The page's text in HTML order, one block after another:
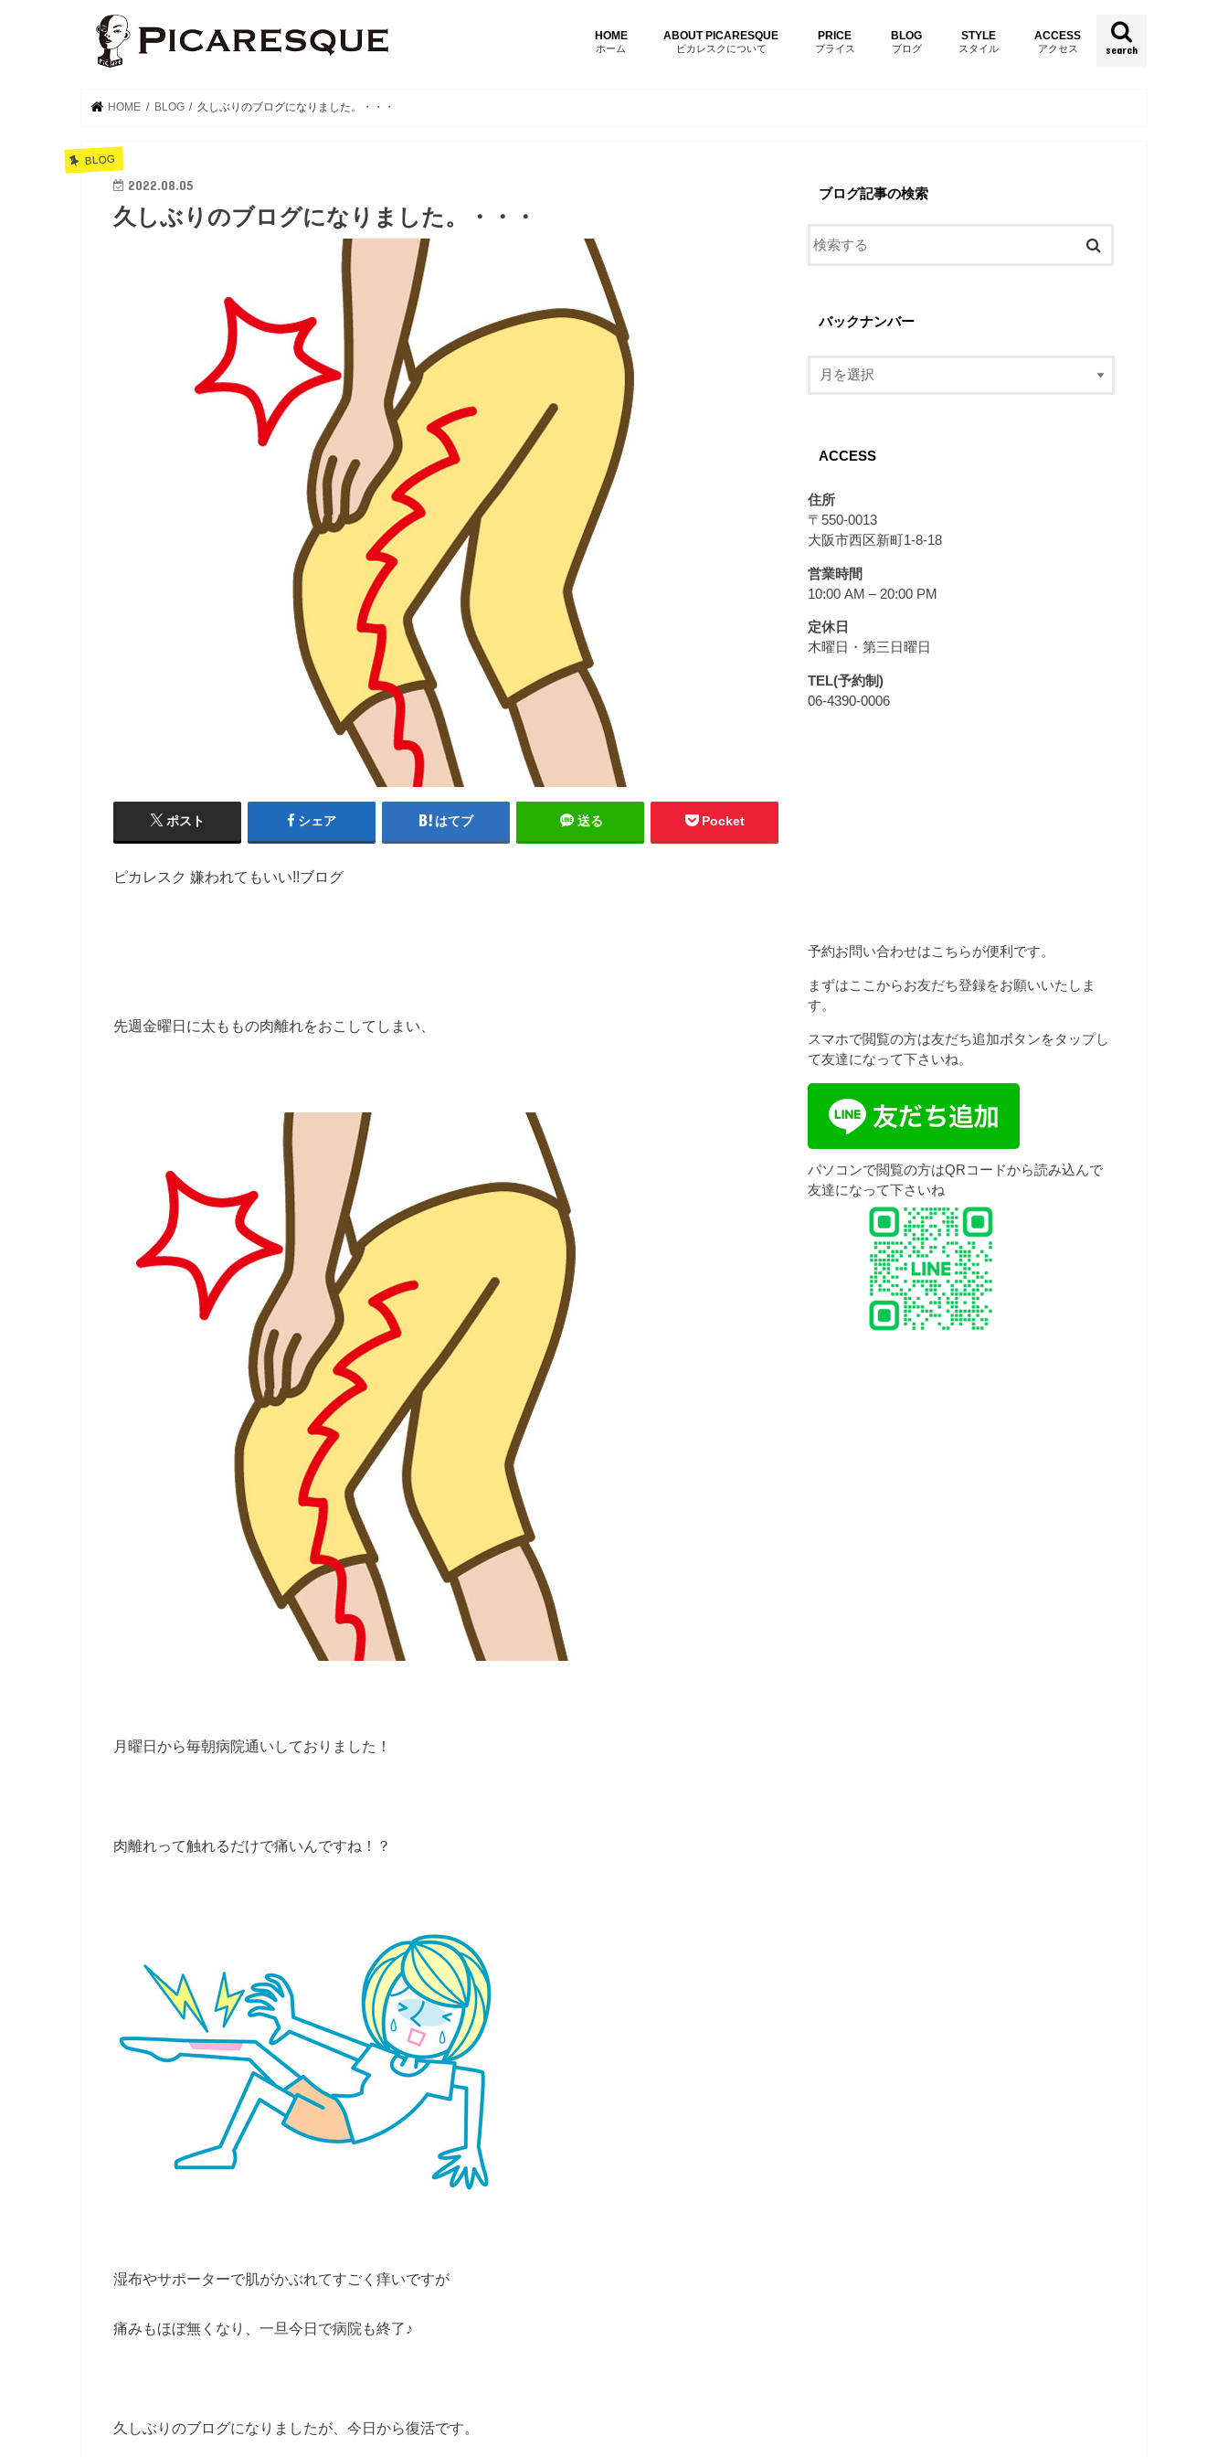
search
HOME
ホーム
ABOUT PICARESQUE
ピカレスクについて
PRICE
プライス
BLOG
ブログ
STYLE
スタイル
ACCESS
アクセス
HOME BLOG 久しぶりのブログになりました。・・・
BLOG
2022.08.05
久しぶりのブログになりました。・・・
ポスト シェア はてブ 送る Pocket
ピカレスク 嫌われてもいい!!ブログ
先週金曜日に太ももの肉離れをおこしてしまい、
月曜日から毎朝病院通いしておりました！
肉離れって触れるだけで痛いんですね！？
湿布やサポーターで肌がかぶれてすごく痒いですが
痛みもほぼ無くなり、一旦今日で病院も終了♪
久しぶりのブログになりましたが、今日から復活です。
ブログ記事の検索
バックナンバー
ACCESS
住所
〒550-0013
大阪市西区新町1-8-18
営業時間
10:00 AM – 20:00 PM
定休日
木曜日・第三日曜日
TEL(予約制)
06-4390-0006
予約お問い合わせはこちらが便利です。
まずはここからお友だち登録をお願いいたしま
す。
スマホで閲覧の方は友だち追加ボタンをタップし
て友達になって下さいね。
パソコンで閲覧の方はQRコードから読み込んで
友達になって下さいね